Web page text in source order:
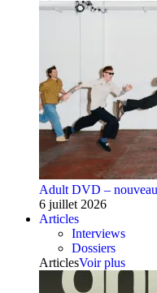
Adult DVD –
6 juillet 2026
Articles
Interviews
Dossiers
ArticlesVoir plus